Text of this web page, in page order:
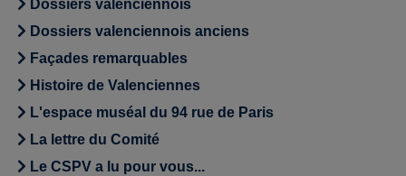
Dossiers valenciennois
Dossiers valenciennois anciens
Façades remarquables
Histoire de Valenciennes
L'espace muséal du 94 rue de Paris
La lettre du Comité
Le CSPV a lu pour vous...